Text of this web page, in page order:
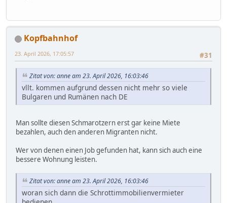
Kopfbahnhof
#31
23. April 2026, 17:05:57
Zitat von: anne am 23. April 2026, 16:03:46
vllt. kommen aufgrund dessen nicht mehr so viele
Bulgaren und Rumänen nach DE
Man sollte diesen Schmarotzern erst gar keine Miete
bezahlen, auch den anderen Migranten nicht.
Wer von denen einen Job gefunden hat, kann sich auch eine
bessere Wohnung leisten.
Zitat von: anne am 23. April 2026, 16:03:46
woran sich dann die Schrottimmobilienvermieter